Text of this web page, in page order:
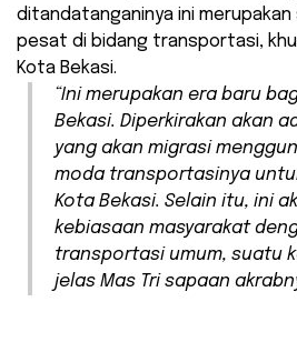
ditandatanganinya ini merupakan
pesat di bidang transportasi,
Kota Bekasi.
“Ini merupakan era baru
Bekasi. Diperkirakan akan
yang akan migrasi
moda transportasinya
Kota Bekasi. Selain itu, ini
kebiasaan masyarakat
transportasi umum, suatu
jelas Mas Tri sapaan